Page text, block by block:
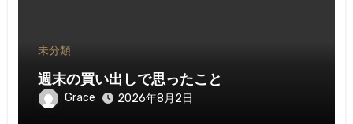
未分類
週末の買い出しで思ったこと
Grace 2026年8月2日